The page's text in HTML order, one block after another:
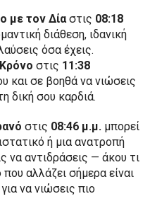
με τον Δίαστις 08:18
διάθεση, ιδανική
όσα έχεις.
στις 11:38
και σε βοηθά να νιώσεις
δική σου καρδιά.
στις 08:46 μ.μ. μπορεί
ή μια ανατροπή
να αντιδράσεις — άκου τι
αλλάζει σήμερα είναι
να νιώσεις πιο